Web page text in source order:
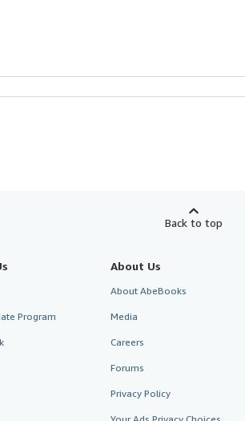
Back to top
Program
About Us
About AbeBooks
Media
Careers
Forums
Privacy Policy